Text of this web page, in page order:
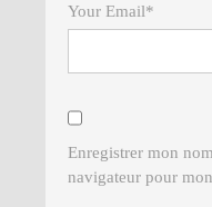
Your Email*
Enregistrer mon
navigateur pour